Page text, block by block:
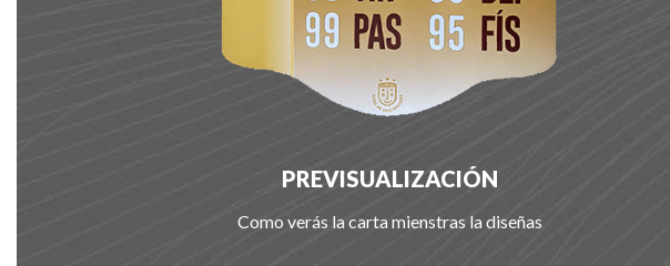
PREVISUALIZACIÓN
Como verás la carta mienstras la diseñas